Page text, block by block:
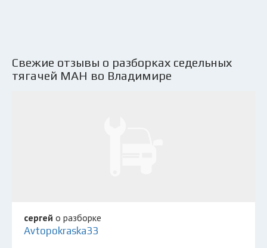
Свежие отзывы о разборках седельных
тягачей МАН во Владимире
сергей о разборке
Avtopokraska33